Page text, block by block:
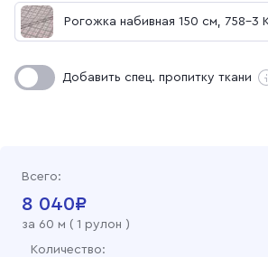
Рогожка набивная 150 см, 758-3
Рогожка набивная 150 см, 758-3
Добавить спец. пропитку ткани
Всего:
8 040₽
за 60 м ( 1 рулон )
Количество: